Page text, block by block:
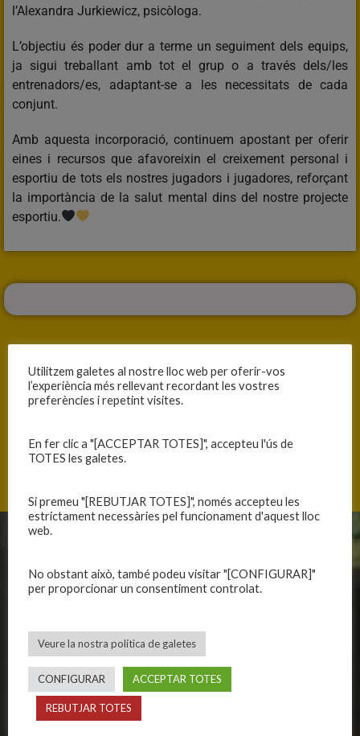
l’Alexandra Jurkiewicz, psicòloga.
L’objectiu és poder dur a terme un seguiment dels equips,
ja sigui treballant amb tot el grup o a través dels/les
entrenadors/es, adaptant-se a les necessitats de cada
conjunt.
Amb aquesta incorporació, continuem apostant per oferir
eines i recursos que afavoreixin el creixement personal i
esportiu de tots els nostres jugadors i jugadores, reforçant
la importància de la salut mental dins del nostre projecte
esportiu.
ANTERIOR
Història
Avís legal
Política de privadesa
Política de galetes
Privadesa a les xarxes
Primer equip masculí
Equips femenins
C.E. El Vilar
Escola
Utilitzem galetes al nostre lloc web per oferir-vos
l’experiència més rellevant recordant les vostres
preferències i repetint visites.
En fer clic a "[ACCEPTAR TOTES]", accepteu l'ús de
TOTES les galetes.
Si premeu "[REBUTJAR TOTES]", només accepteu les
estrictament necessàries pel funcionament d'aquest lloc
web.
No obstant això, també podeu visitar "[CONFIGURAR]"
per proporcionar un consentiment controlat.
Veure la nostra política de galetes
CONFIGURAR ACCEPTAR TOTES
REBUTJAR TOTES